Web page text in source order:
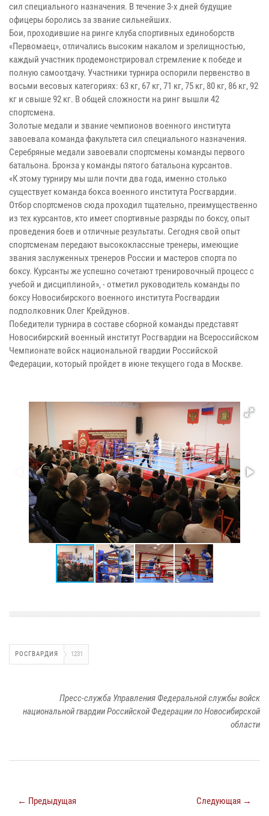
сил специального назначения. В течение 3-х дней будущие
офицеры боролись за звание сильнейших.
Бои, проходившие на ринге клуба спортивных единоборств
«Первомаец», отличались высоким накалом и зрелищностью,
каждый участник продемонстрировал стремление к победе и
полную самоотдачу. Участники турнира оспорили первенство в
восьми весовых категориях: 63 кг, 67 кг, 71 кг, 75 кг, 80 кг, 86 кг, 92
кг и свыше 92 кг. В общей сложности на ринг вышли 42
спортсмена.
Золотые медали и звание чемпионов военного института
завоевала команда факультета сил специального назначения.
Серебряные медали завоевали спортсмены команды первого
батальона. Бронза у команды пятого батальона курсантов.
«К этому турниру мы шли почти два года, именно столько
существует команда бокса военного института Росгвардии.
Отбор спортсменов сюда проходил тщательно, преимущественно
из тех курсантов, кто имеет спортивные разряды по боксу, опыт
проведения боев и отличные результаты. Сегодня свой опыт
спортсменам передают высококлассные тренеры, имеющие
звания заслуженных тренеров России и мастеров спорта по
боксу. Курсанты же успешно сочетают тренировочный процесс с
учебой и дисциплиной», - отметил руководитель команды по
боксу Новосибирского военного института Росгвардии
подполковник Олег Крейдунов.
Победители турнира в составе сборной команды представят
Новосибирский военный институт Росгвардии на Всероссийском
Чемпионате войск национальной гвардии Российской
Федерации, который пройдет в июне текущего года в Москве.
РОСГВАРДИЯ 1231
Пресс-служба Управления Федеральной службы войск
национальной гвардии Российской Федерации по Новосибирской
области
← Предыдущая Следующая →